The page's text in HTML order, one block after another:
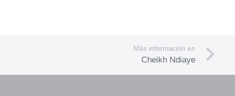
Más información en
Cheikh Ndiaye